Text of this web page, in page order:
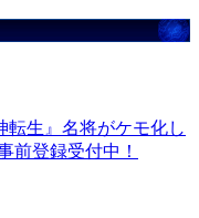
転生』名将がケモ化し
前登録受付中！